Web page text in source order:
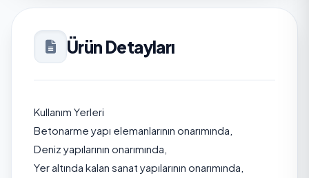
Ürün Detayları
Kullanım Yerleri
Betonarme yapı elemanlarının onarımında,
Deniz yapılarının onarımında,
Yer altında kalan sanat yapılarının onarımında,